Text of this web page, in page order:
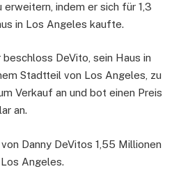
indem er sich für 1,3
in Los Angeles kaufte.
DeVito, sein Haus in
Stadtteil von Los Angeles, zu
Verkauf an und bot einen Preis
an.
Danny DeVitos 1,55 Millionen
Angeles.